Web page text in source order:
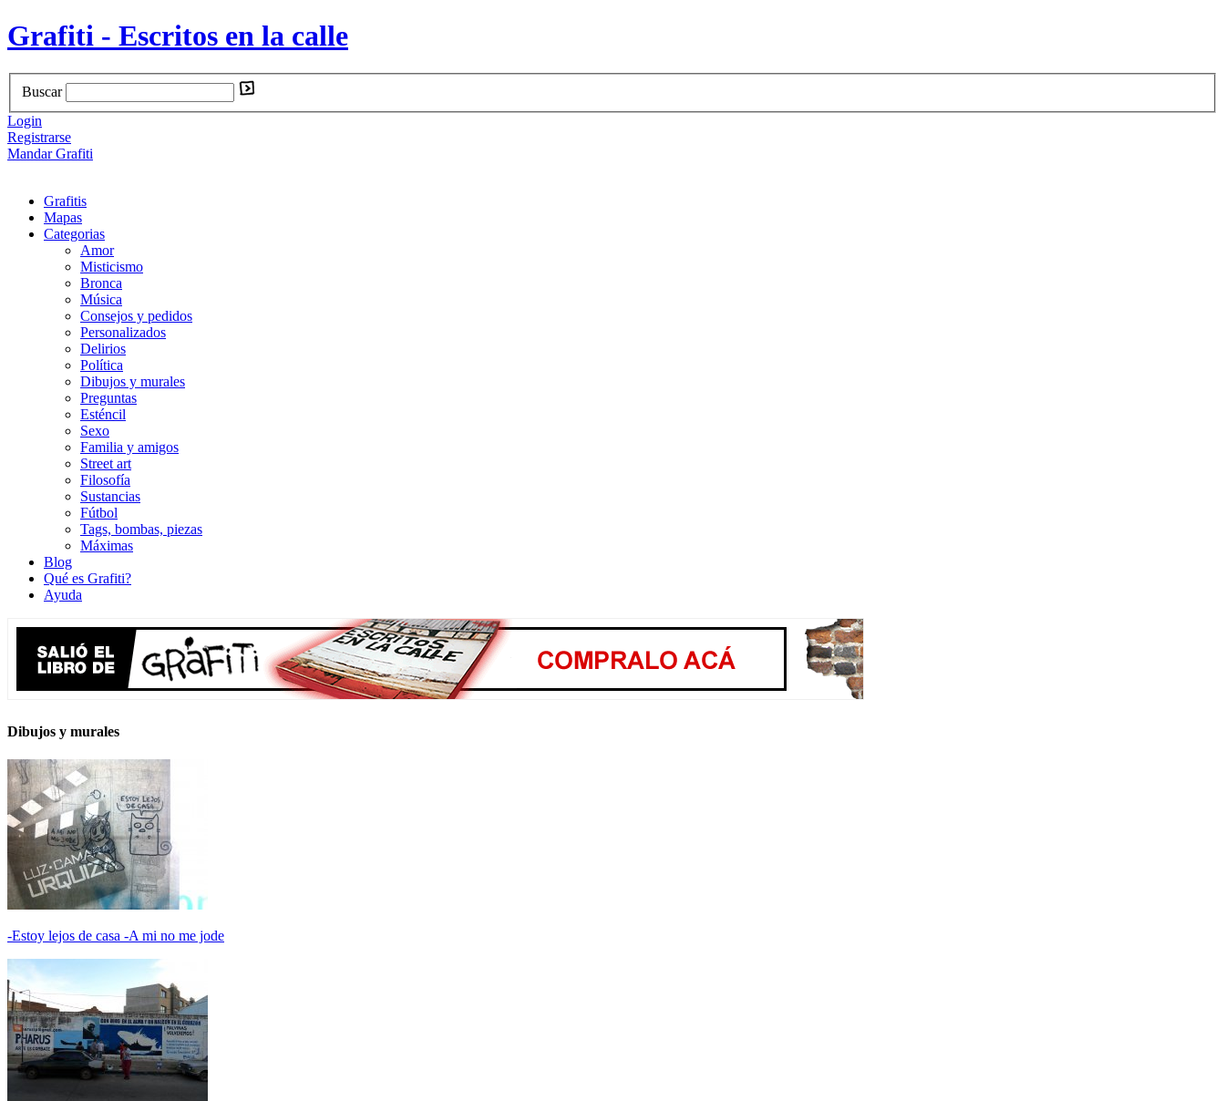
Grafiti - Escritos en la calle
Buscar
Login
Registrarse
Mandar Grafiti
Grafitis
Mapas
Categorias
Amor
Misticismo
Bronca
Música
Consejos y pedidos
Personalizados
Delirios
Política
Dibujos y murales
Preguntas
Esténcil
Sexo
Familia y amigos
Street art
Filosofía
Sustancias
Fútbol
Tags, bombas, piezas
Máximas
Blog
Qué es Grafiti?
Ayuda
Dibujos y murales
-Estoy lejos de casa -A mi no me jode